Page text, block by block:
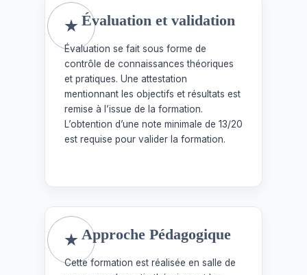
Évaluation et validation
Évaluation se fait sous forme de
contrôle de connaissances théoriques
et pratiques. Une attestation
mentionnant les objectifs et résultats est
remise à l’issue de la formation.
L’obtention d’une note minimale de 13/20
est requise pour valider la formation.
Approche Pédagogique
Cette formation est réalisée en salle de